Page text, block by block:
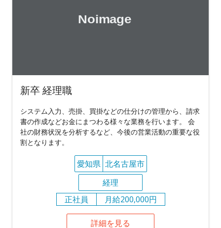
新卒 経理職
システム入力、売掛、買掛などの仕分けの管理から、請求
書の作成などお金にまつわる様々な業務を行います。 会
社の財務状況を分析するなど、今後の営業活動の重要な役
割となります。
愛知県 北名古屋市
経理
正社員
月給200,000円
詳細を見る